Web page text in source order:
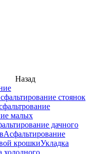
Назад
стоянок
малых
дачного
Асфальтирование
крошкиУкладка
холодного